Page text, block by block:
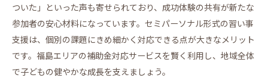
ついた」といった声も寄せられており、成功体験の共有が新たな
参加者の安心材料になっています。セミパーソナル形式の習い事
支援は、個別の課題にきめ細かく対応できる点が大きなメリット
です。福島エリアの補助金対応サービスを賢く利用し、地域全体
で子どもの健やかな成長を支えましょう。